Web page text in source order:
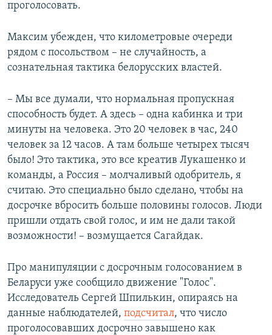
проголосовать.
Максим убежден, что километровые очереди
рядом с посольством – не случайность, а
сознательная тактика белорусских властей.
– Мы все думали, что нормальная пропускная
способность будет. А здесь – одна кабинка и три
минуты на человека. Это 20 человек в час, 240
человек за 12 часов. А там больше четырех тысяч
было! Это тактика, это все креатив Лукашенко и
команды, а Россия – молчаливый одобритель, я
считаю. Это специально было сделано, чтобы на
досрочке вбросить больше половины голосов. Люди
пришли отдать свой голос, и им не дали такой
возможности! – возмущается Сагайдак.
Про манипуляции с досрочным голосованием в
Беларуси уже сообщило движение "Голос".
Исследователь Сергей Шпилькин, опираясь на
данные наблюдателей, подсчитал, что число
проголосовавших досрочно завышено как